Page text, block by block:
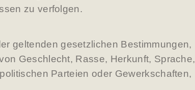
zu verfolgen.
geltenden gesetzlichen Bestimmungen,
Geschlecht, Rasse, Herkunft, Sprache,
Parteien oder Gewerkschaften,